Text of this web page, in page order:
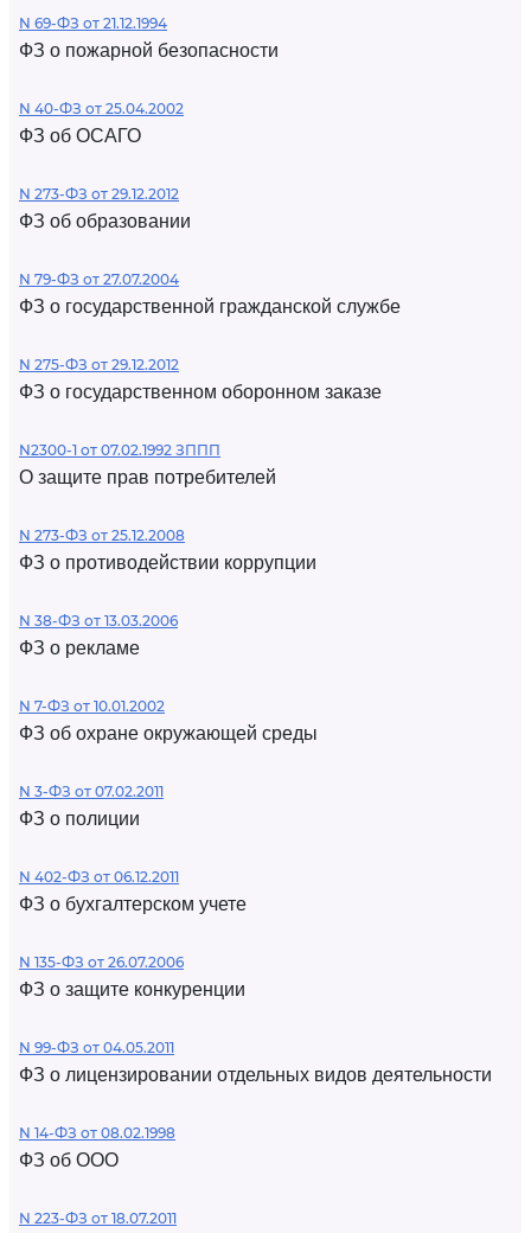
N 69-ФЗ от 21.12.1994
ФЗ о пожарной безопасности
N 40-ФЗ от 25.04.2002
ФЗ об ОСАГО
N 273-ФЗ от 29.12.2012
ФЗ об образовании
N 79-ФЗ от 27.07.2004
ФЗ о государственной гражданской службе
N 275-ФЗ от 29.12.2012
ФЗ о государственном оборонном заказе
N2300-1 от 07.02.1992 ЗППП
О защите прав потребителей
N 273-ФЗ от 25.12.2008
ФЗ о противодействии коррупции
N 38-ФЗ от 13.03.2006
ФЗ о рекламе
N 7-ФЗ от 10.01.2002
ФЗ об охране окружающей среды
N 3-ФЗ от 07.02.2011
ФЗ о полиции
N 402-ФЗ от 06.12.2011
ФЗ о бухгалтерском учете
N 135-ФЗ от 26.07.2006
ФЗ о защите конкуренции
N 99-ФЗ от 04.05.2011
ФЗ о лицензировании отдельных видов деятельности
N 14-ФЗ от 08.02.1998
ФЗ об ООО
N 223-ФЗ от 18.07.2011